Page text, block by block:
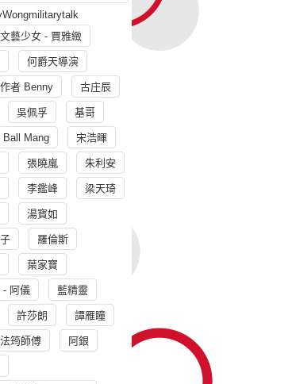
藝少女 - 賈雅緻
何爵天導演
者 Benny 古庄辰
吳佩孚 基哥
Ball Mang 宋浩暉
張曉嵐 朱利安
李鑑峰 梁天琦
湯寳如
羅倫斯
葉家寶
- 阿儀 藍精靈
許莎朗 譚雁瞳
筠師傅 阿銀